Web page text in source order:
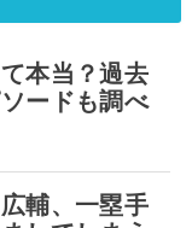
本当？過去
ードも調べ
輔、一塁手